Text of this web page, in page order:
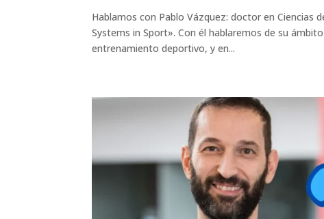
Hablamos con Pablo Vázquez: doctor en
Systems in Sport». Con él hablaremos de su
entrenamiento deportivo, y en...